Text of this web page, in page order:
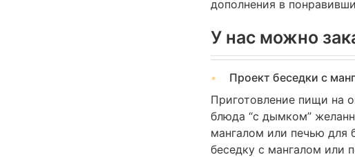
дополнения в
У нас можно
Проект беседки с
Приготовление пищи на
блюда “с дымком”
мангалом или печью для
беседку с мангалом или